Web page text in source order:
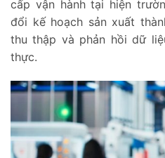
cấp vận hành tại hiện
đổi kế hoạch sản xuất
thu thập và phản hồi dữ
thực.